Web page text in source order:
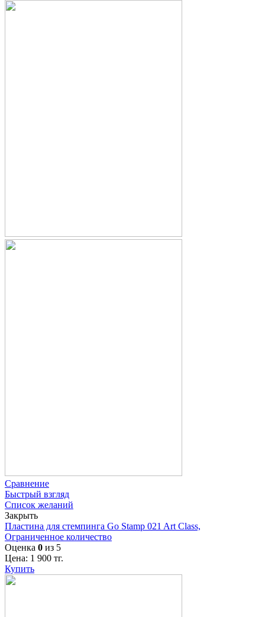
Сравнение
Быстрый взгляд
Список желаний
Закрыть
Пластина для стемпинга Go Stamp 021 Art Class,
Ограниченное количество
Оценка 0 из 5
Цена: 1 900 тг.
Купить